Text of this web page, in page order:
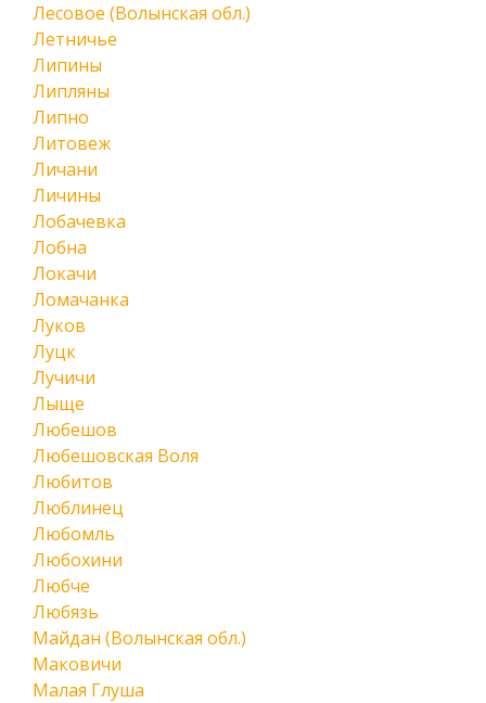
Лесовое (Волынская обл.)
Летничье
Липины
Липляны
Липно
Литовеж
Личани
Личины
Лобачевка
Лобна
Локачи
Ломачанка
Луков
Луцк
Лучичи
Лыще
Любешов
Любешовская Воля
Любитов
Люблинец
Любомль
Любохини
Любче
Любязь
Майдан (Волынская обл.)
Маковичи
Малая Глуша